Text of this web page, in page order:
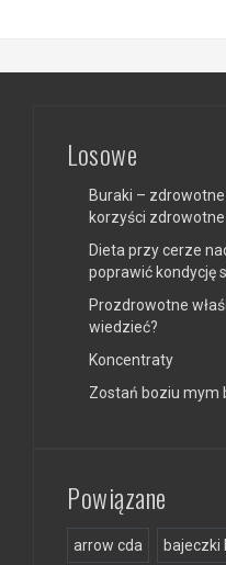
Losowe
Buraki – zdrowotne
korzyści zdrowotne
Dieta przy cerze
poprawić kondycję
Prozdrowotne
wiedzieć?
Koncentraty
Zostań boziu mym
Powiązane
arrow cda bajeczki